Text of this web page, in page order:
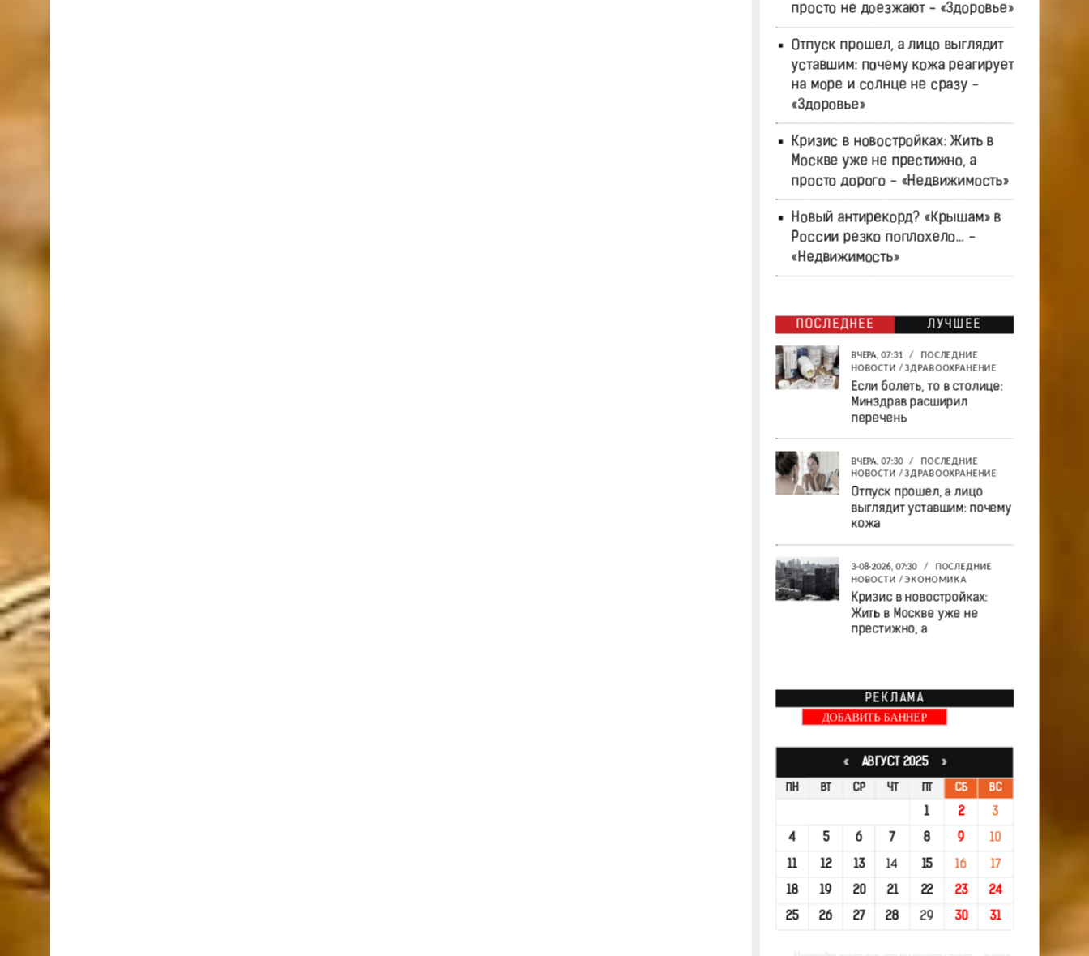
просто не доезжают - «Здоровье»
Отпуск прошел, а лицо выглядит
уставшим: почему кожа реагирует
на море и солнце не сразу -
«Здоровье»
Кризис в новостройках: Жить в
Москве уже не престижно, а
просто дорого - «Недвижимость»
Новый антирекорд? «Крышам» в
России резко поплохело… -
«Недвижимость»
ПОСЛЕДНЕЕ ЛУЧШЕЕ
ВЧЕРА, 07:31 /
ПОСЛЕДНИЕ
НОВОСТИ /ЗДРАВООХРАНЕНИЕ
Если болеть, то в столице:
Минздрав расширил
перечень
ВЧЕРА, 07:30 /
ПОСЛЕДНИЕ
НОВОСТИ /ЗДРАВООХРАНЕНИЕ
Отпуск прошел, а лицо
выглядит уставшим: почему
кожа
3-08-2026, 07:30 / ПОСЛЕДНИЕ
НОВОСТИ / ЭКОНОМИКА
Кризис в новостройках:
Жить в Москве уже не
престижно, а
РЕКЛАМА
ДОБАВИТЬ БАННЕР
«АВГУСТ 2025 »
ПН ВТ СР ЧТ ПТ СБ ВС
1 2 3
4 5 6 7 8 9 10
11 12 13 14 15 16 17
18 19 20 21 22 23 24
25 26 27 28 29 30 31